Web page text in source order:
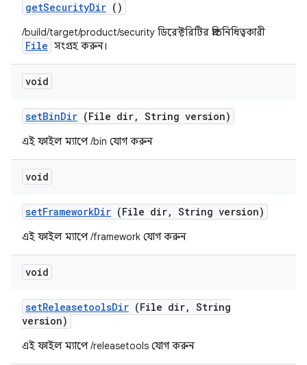
getSecurityDir ()
/build/target/product/security ডিরেক্টরিটির প্রতিনিধিত্বকারী
File সংগ্রহ করুন।
void
setBinDir (File dir, String version)
এই ফাইল ম্যাপে /bin যোগ করুন
void
setFrameworkDir (File dir, String version)
এই ফাইল ম্যাপে /framework যোগ করুন
void
setReleasetoolsDir (File dir, String
version)
এই ফাইল ম্যাপে /releasetools যোগ করুন